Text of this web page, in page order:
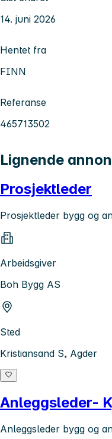
14. juni 2026
Hentet fra
FINN
Referanse
465713502
Lignende
Prosjektleder
Prosjektleder bygg og
Arbeidsgiver
Boh Bygg AS
Sted
Kristiansand S, Agder
Anleggsleder-
Anleggsleder bygg og